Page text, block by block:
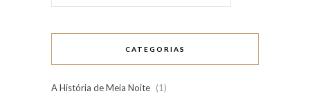
CATEGORIAS
A História de Meia Noite (1)